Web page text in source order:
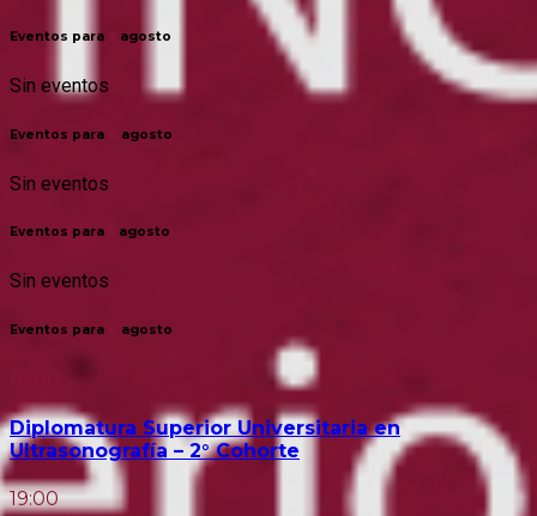
Eventos para agosto
Sin eventos
Eventos para agosto
Sin eventos
Eventos para agosto
Sin eventos
Eventos para agosto
Diplomatura Superior Universitaria en
Ultrasonografía – 2° Cohorte
19:00